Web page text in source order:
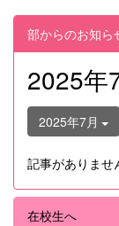
部からのお知ら
2025年
2025年7月
記事がありませ
在校生へ